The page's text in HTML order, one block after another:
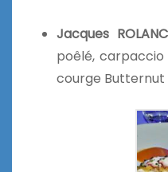
Jacques
poêlé,
courge Butternut